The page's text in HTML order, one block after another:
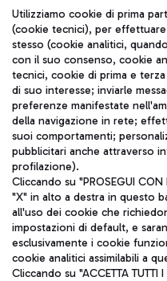
Seguici sui social
Aeroporti di Roma S.p.A. -
coordinamento di Mundys
Utilizziamo cookie di prima
(cookie tecnici), per
stesso (cookie analitici,
con il suo consenso, cookie
tecnici, cookie di prima e
di suo interesse; inviarle
preferenze manifestate
della navigazione in rete;
suoi comportamenti;
pubblicitari anche attraverso
profilazione).
Cliccando su "PROSEGUI CON
"X" in alto a destra in questo
all'uso dei cookie che
impostazioni di default, e
esclusivamente i cookie
cookie analitici assimilabili a
Cliccando su "ACCETTA